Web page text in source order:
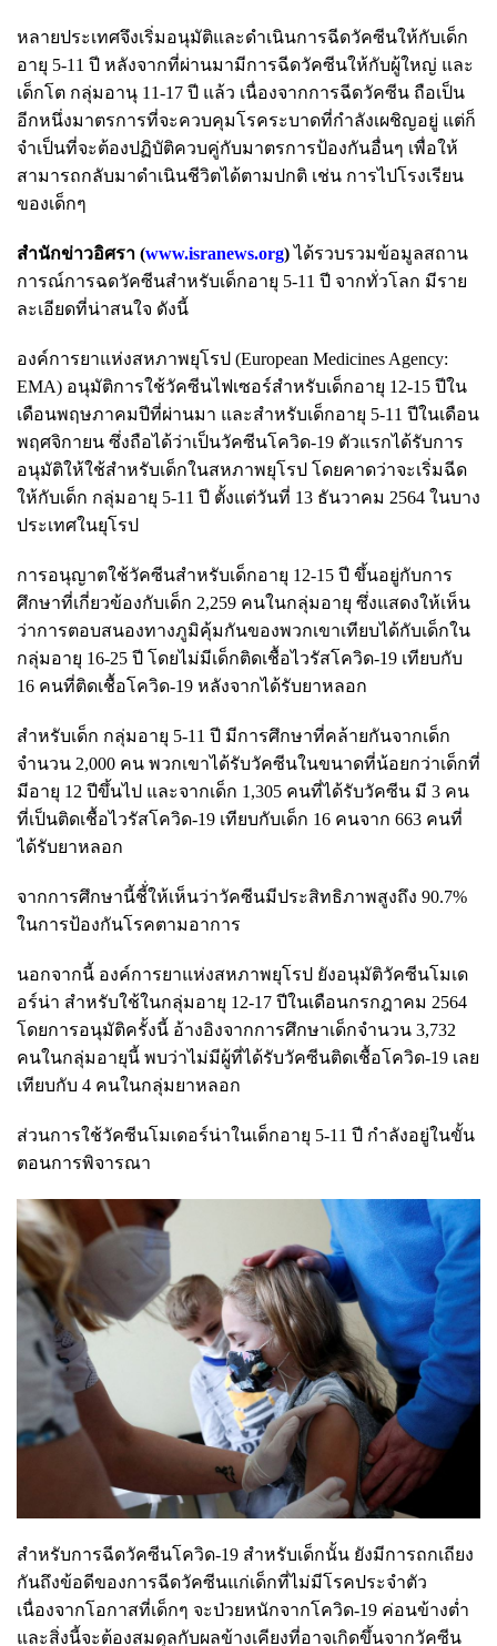
หลายประเทศจึงเริ่มอนุมัติและดำเนินการฉีดวัคซีนให้กับเด็ก
อายุ 5-11 ปี หลังจากที่ผ่านมามีการฉีดวัคซีนให้กับผู้ใหญ่ และ
เด็กโต กลุ่มอานุ 11-17 ปี แล้ว เนื่องจากการฉีดวัคซีน ถือเป็น
อีกหนึ่งมาตรการที่จะควบคุมโรคระบาดที่กำลังเผชิญอยู่ แต่ก็
จำเป็นที่จะต้องปฏิบัติควบคู่กับมาตรการป้องกันอื่นๆ เพื่อให้
สามารถกลับมาดำเนินชีวิตได้ตามปกติ เช่น การไปโรงเรียน
ของเด็กๆ
สำนักข่าวอิศรา (www.isranews.org)ได้รวบรวมข้อมูลสถาน
การณ์การฉดวัคซีนสำหรับเด็กอายุ 5-11 ปี จากทั่วโลก มีราย
ละเอียดที่น่าสนใจ ดังนี้
องค์การยาแห่งสหภาพยุโรป (European Medicines Agency:
EMA) อนุมัติการใช้วัคซีนไฟเซอร์สำหรับเด็กอายุ 12-15 ปีใน
เดือนพฤษภาคมปีที่ผ่านมา และสำหรับเด็กอายุ 5-11 ปีในเดือน
พฤศจิกายน ซึ่งถือได้ว่าเป็นวัคซีนโควิด-19 ตัวแรกได้รับการ
อนุมัติให้ใช้สำหรับเด็กในสหภาพยุโรป โดยคาดว่าจะเริ่มฉีด
ให้กับเด็ก กลุ่มอายุ 5-11 ปี ตั้งแต่วันที่ 13 ธันวาคม 2564 ในบาง
ประเทศในยุโรป
การอนุญาตใช้วัคซีนสำหรับเด็กอายุ 12-15 ปี ขึ้นอยู่กับการ
ศึกษาที่เกี่ยวข้องกับเด็ก 2,259 คนในกลุ่มอายุ ซึ่งแสดงให้เห็น
ว่าการตอบสนองทางภูมิคุ้มกันของพวกเขาเทียบได้กับเด็กใน
กลุ่มอายุ 16-25 ปี โดยไม่มีเด็กติดเชื้อไวรัสโควิด-19 เทียบกับ
16 คนที่ติดเชื้อโควิด-19 หลังจากได้รับยาหลอก
สำหรับเด็ก กลุ่มอายุ 5-11 ปี มีการศึกษาที่คล้ายกันจากเด็ก
จำนวน 2,000 คน พวกเขาได้รับวัคซีนในขนาดที่น้อยกว่าเด็กที่
มีอายุ 12 ปีขึ้นไป และจากเด็ก 1,305 คนที่ได้รับวัคซีน มี 3 คน
ที่เป็นติดเชื้อไวรัสโควิด-19 เทียบกับเด็ก 16 คนจาก 663 คนที่
ได้รับยาหลอก
จากการศึกษานี้ชี้่ให้เห็นว่าวัคซีนมีประสิทธิภาพสูงถึง 90.7%
ในการป้องกันโรคตามอาการ
นอกจากนี้ องค์การยาแห่งสหภาพยุโรป ยังอนุมัติวัคซีนโมเด
อร์น่า สำหรับใช้ในกลุ่มอายุ 12-17 ปีในเดือนกรกฎาคม 2564
โดยการอนุมัติครั้งนี้ อ้างอิงจากการศึกษาเด็กจำนวน 3,732
คนในกลุ่มอายุนี้ พบว่าไม่มีผู้ที่ได้รับวัคซีนติดเชื้อโควิด-19 เลย
เทียบกับ 4 คนในกลุ่มยาหลอก
ส่วนการใช้วัคซีนโมเดอร์น่าในเด็กอายุ 5-11 ปี กำลังอยู่ในขั้น
ตอนการพิจารณา
สำหรับการฉีดวัคซีนโควิด-19 สำหรับเด็กนั้น ยังมีการถกเถียง
กันถึงข้อดีของการฉีดวัคซีนแก่เด็กที่ไม่มีโรคประจำตัว
เนื่องจากโอกาสที่เด็กๆ จะป่วยหนักจากโควิด-19 ค่อนข้างต่ำ
และสิ่งนี้จะต้องสมดุลกับผลข้างเคียงที่อาจเกิดขึ้นจากวัคซีน